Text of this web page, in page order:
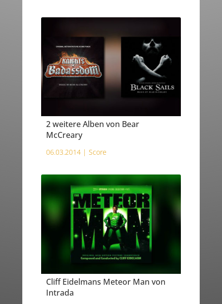
2 weitere Alben von Bear
McCreary
06.03.2014 | Score
Cliff Eidelmans Meteor Man von
Intrada